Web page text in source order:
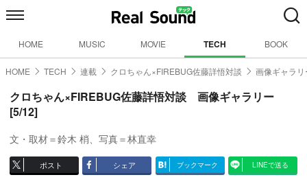
HOME MUSIC MOVIE TECH BOOK
HOME TECH 連載 クロちゃん×FIREBUG佐藤詳悟対談 画像ギャラ
クロちゃん×FIREBUG佐藤詳悟対談 画像ギャラリー
[5/12]
文・取材＝鈴木 梢、写真＝林直幸
ポスト シェア ブックマーク LINEで送る